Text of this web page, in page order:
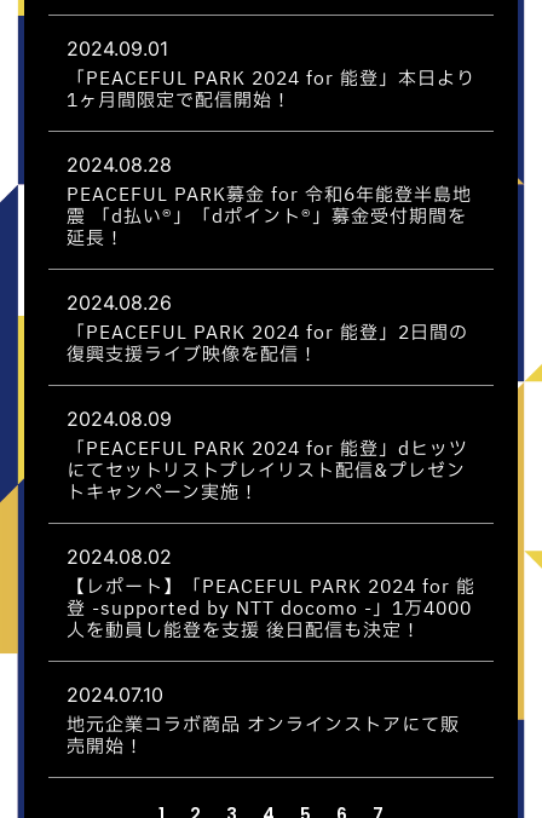
2024.09.01
「PEACEFUL PARK 2024 for 能登」本日より
1ヶ月間限定で配信開始！
2024.08.28
PEACEFUL PARK募金 for 令和6年能登半島地
震 「d払い®」「dポイント®︎」募金受付期間を
延長！
2024.08.26
「PEACEFUL PARK 2024 for 能登」2日間の
復興支援ライブ映像を配信！
2024.08.09
「PEACEFUL PARK 2024 for 能登」dヒッツ
にてセットリストプレイリスト配信&プレゼン
トキャンペーン実施！
2024.08.02
【レポート】「PEACEFUL PARK 2024 for 能
登 -supported by NTT docomo -」1万4000
人を動員し能登を支援 後日配信も決定！
2024.07.10
地元企業コラボ商品 オンラインストアにて販
売開始！